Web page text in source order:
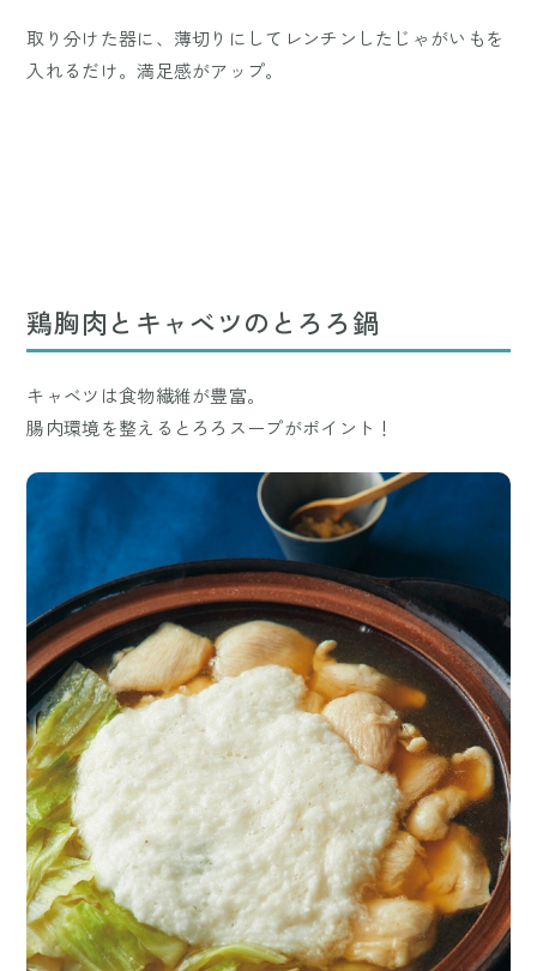
取り分けた器に、薄切りにしてレンチンしたじゃがいもを
入れるだけ。満足感がアップ。
鶏胸肉とキャベツのとろろ鍋
キャベツは食物繊維が豊富。
腸内環境を整えるとろろスープがポイント！